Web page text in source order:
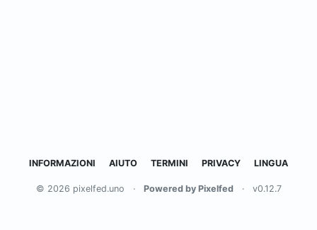
INFORMAZIONI AIUTO TERMINI PRIVACY LINGUA
© 2026 pixelfed.uno · Powered by Pixelfed · v0.12.7